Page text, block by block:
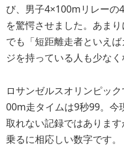
び、男子4×100mリレーの
を驚愕させました。あま
でも「短距離走者といえ
ジを持っている人も少なく
ロサンゼルスオリンピッ
00m走タイムは9秒99。今
取れない記録ではありま
乗るに相応しい数字です。